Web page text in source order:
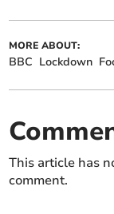
MORE ABOUT:
BBC Lockdown
This article has
comment.